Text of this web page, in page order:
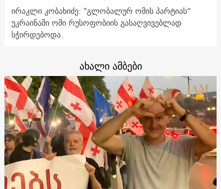
ირაკლი კობახიძე: "გლობალურ ომის პარტიას“
უკრაინაში ომი რუსოფობიის გასაღვივებლად
სჭირდებოდა
ახალი ამბები